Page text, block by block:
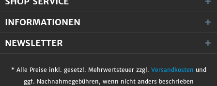
INFORMATIONEN
NEWSLETTER
* Alle Preise inkl. gesetzl. Mehrwertsteuer zzgl. Versandkosten und
ggf. Nachnahmegebühren, wenn nicht anders beschrieben